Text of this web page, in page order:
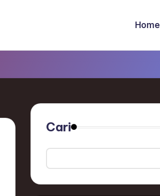
Home
Cari